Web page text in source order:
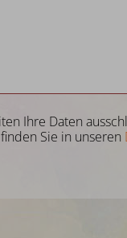
Ihre Daten
Sie in unseren